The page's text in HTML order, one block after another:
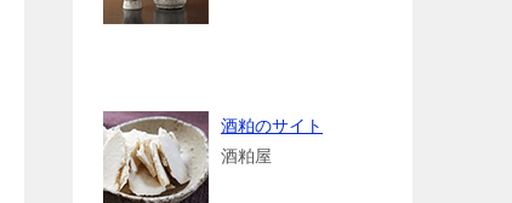
酒粕のサイト
酒粕屋